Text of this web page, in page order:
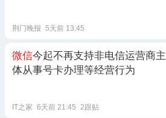
荆门晚报 5天前 13:45
微信今起不再支持非电信运营商主
体从事号卡办理等经营行为
IT之家 6天前 21:45 2跟贴